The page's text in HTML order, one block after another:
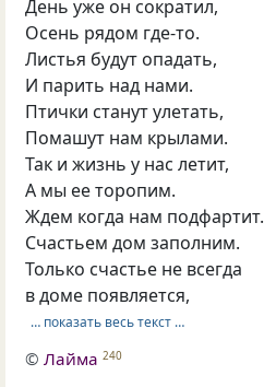
День уже он сократил,
Осень рядом где-то.
Листья будут опадать,
И парить над нами.
Птички станут улетать,
Помашут нам крылами.
Так и жизнь у нас летит,
А мы ее торопим.
Ждем когда нам подфартит.
Счастьем дом заполним.
Только счастье не всегда
в доме появляется,
… показать весь текст …
©Лайма 240